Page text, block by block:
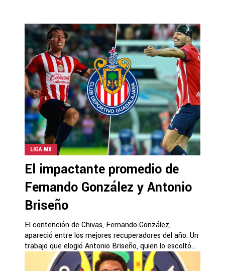
LIGA MX
El impactante promedio de
Fernando González y Antonio
Briseño
El contención de Chivas, Fernando González,
apareció entre los mejores recuperadores del año. Un
trabajo que elogió Antonio Briseño, quien lo escoltó...